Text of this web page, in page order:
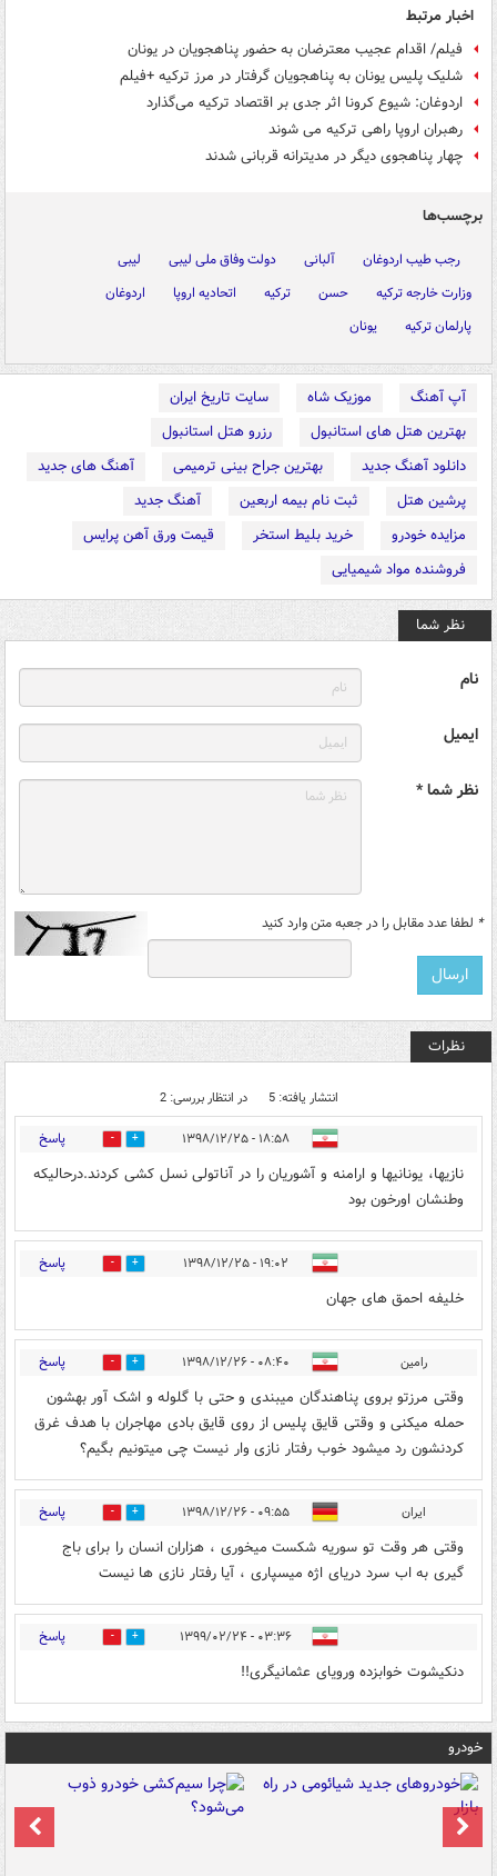
اخبار مرتبط
فیلم/ اقدام عجیب معترضان به حضور پناهجویان در یونان
شلیک پلیس یونان به پناهجویان گرفتار در مرز ترکیه +فیلم
اردوغان: شیوع کرونا اثر جدی بر اقتصاد ترکیه می‌گذارد
رهبران اروپا راهی ترکیه می شوند
چهار پناهجوی دیگر در مدیترانه قربانی شدند
برچسب‌ها
رجب طیب اردوغان آلبانی دولت وفاق ملی لیبی
لیبی
وزارت خارجه ترکیه
حسن ترکیه اتحادیه اروپا
اردوغان
پارلمان ترکیه
یونان
آپ آهنگ موزیک شاه
سایت تاریخ ایران
بهترین هتل های استانبول
رزرو هتل استانبول
دانلود آهنگ جدید
بهترین جراح بینی ترمیمی
آهنگ های جدید
پرشین هتل
ثبت نام بیمه اربعین
آهنگ جدید
مزایده خودرو
خرید بلیط استخر
قیمت ورق آهن پرایس
فروشنده مواد شیمیایی
نظر شما
نام
ایمیل
نظر شما *
* لطفا عدد مقابل را در جعبه متن وارد کنید
نظرات
انتشار یافته: 5 در انتظار بررسی: 2
۱۸:۵۸ - ۱۳۹۸/۱۲/۲۵ 6 پاسخ
نازیها، یونانیها و ارامنه و آشوریان را در آناتولی نسل کشی کردند.درحالیکه
وطنشان اورخون بود
۱۹:۰۲ - ۱۳۹۸/۱۲/۲۵ 9 پاسخ
خلیفه احمق های جهان
رامین ۰۸:۴۰ - ۱۳۹۸/۱۲/۲۶ 2 پاسخ
وقتی مرزتو بروی پناهندگان میبندی و حتی با گلوله و اشک آور بهشون
حمله میکنی و وقتی قایق پلیس از روی قایق بادی مهاجران با هدف غرق
کردنشون رد میشود خوب رفتار نازی وار نیست چی میتونیم بگیم؟
ایران ۰۹:۵۵ - ۱۳۹۸/۱۲/۲۶ 3 پاسخ
وقتی هر وقت تو سوریه شکست میخوری ، هزاران انسان را برای باج
گیری به اب سرد دریای اژه میسپاری ، آیا رفتار نازی ها نیست
۰۳:۳۶ - ۱۳۹۹/۰۲/۲۴ 1 پاسخ
دنکیشوت خوابزده ورویای عثمانیگری!!
خودرو